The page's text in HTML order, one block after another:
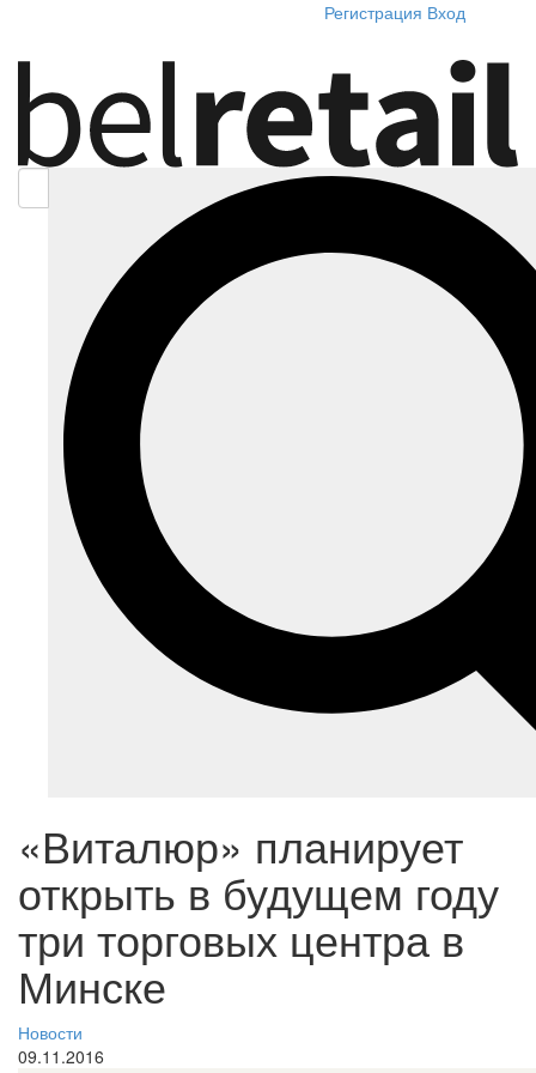
Регистрация Вход
«Виталюр» планирует
открыть в будущем году
три торговых центра в
Минске
Новости
09.11.2016